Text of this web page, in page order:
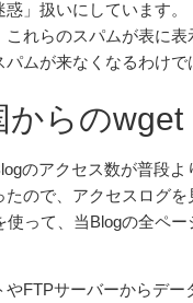
」扱いにしています。
これらのスパムが表に表
パムが来なくなるわけ
からのwget
のアクセス数が普段
たので、アクセスログ
使って、当Blogの全ペ
やFTPサーバーからデ